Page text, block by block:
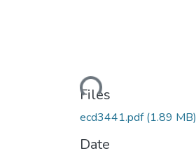
Loading...
Files
ecd3441.pdf(1.89 MB)
Date